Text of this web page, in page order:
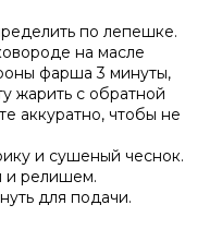
по лепешке.
на масле
фарша 3 минуты,
жарить с обратной
аккуратно, чтобы не
и сушеный чеснок.
и релишем.
для подачи.